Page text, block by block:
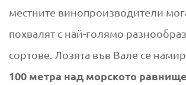
местните винопроизводители
похвалят с най-голямо
сортове. Лозята във Вале се
100 метра над морското равнище